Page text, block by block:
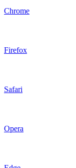
Chrome
Firefox
Safari
Opera